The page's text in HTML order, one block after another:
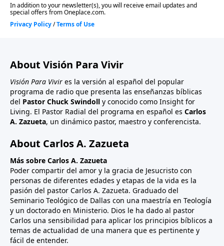
About Visión Para Vivir
Visión Para Vivir es la versión al español del popular
programa de radio que presenta las enseñanzas bíblicas
del Pastor Chuck Swindoll y conocido como Insight for
Living. El Pastor Radial del programa en español es Carlos
A. Zazueta, un dinámico pastor, maestro y conferencista.
About Carlos A. Zazueta
Más sobre Carlos A. Zazueta
Poder compartir del amor y la gracia de Jesucristo con
personas de diferentes edades y etapas de la vida es la
pasión del pastor Carlos A. Zazueta. Graduado del
Seminario Teológico de Dallas con una maestría en Teología
y un doctorado en Ministerio. Dios le ha dado al pastor
Carlos una sensibilidad para aplicar los principios bíblicos a
temas de actualidad de una manera que es pertinente y
fácil de entender.